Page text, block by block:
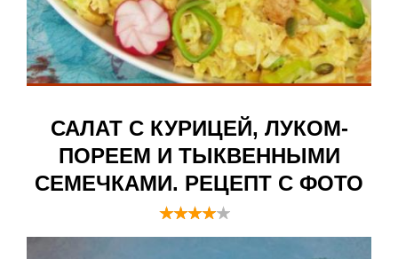
САЛАТ С КУРИЦЕЙ, ЛУКОМ-
ПОРЕЕМ И ТЫКВЕННЫМИ
СЕМЕЧКАМИ. РЕЦЕПТ С ФОТО